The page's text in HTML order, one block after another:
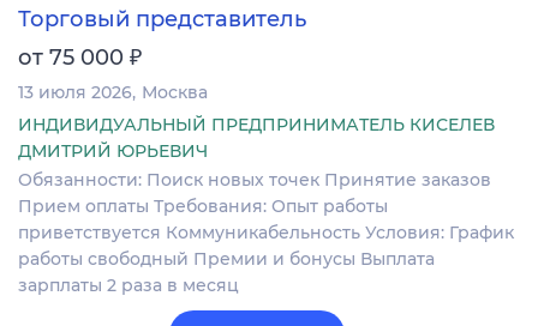
Торговый представитель
от 75 000 ₽
13 июля 2026 Москва
ИНДИВИДУАЛЬНЫЙ ПРЕДПРИНИМАТЕЛЬ КИСЕЛЕВ
ДМИТРИЙ ЮРЬЕВИЧ
Обязанности: Поиск новых точек Принятие заказов
Прием оплаты Требования: Опыт работы
приветствуется Коммуникабельность Условия: График
работы свободный Премии и бонусы Выплата
зарплаты 2 раза в месяц